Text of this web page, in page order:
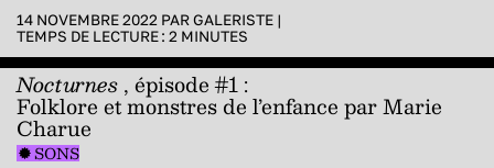
14 NOVEMBRE 2022 PARGALERISTE |
TEMPS DE LECTURE : 2 MINUTES
Nocturnes, épisode #1 :
Folklore et monstres de l’enfance par Marie
Charue
SONS